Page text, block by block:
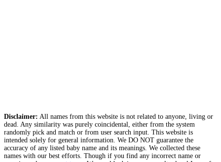
Disclaimer: All names from this website is not related to anyone, living or
dead. Any similarity was purely coincidental, either from the system
randomly pick and match or from user search input. This website is
intended solely for general information. We DO NOT guarantee the
accuracy of any listed baby name and its meanings. We collected these
names with our best efforts. Though if you find any incorrect name or